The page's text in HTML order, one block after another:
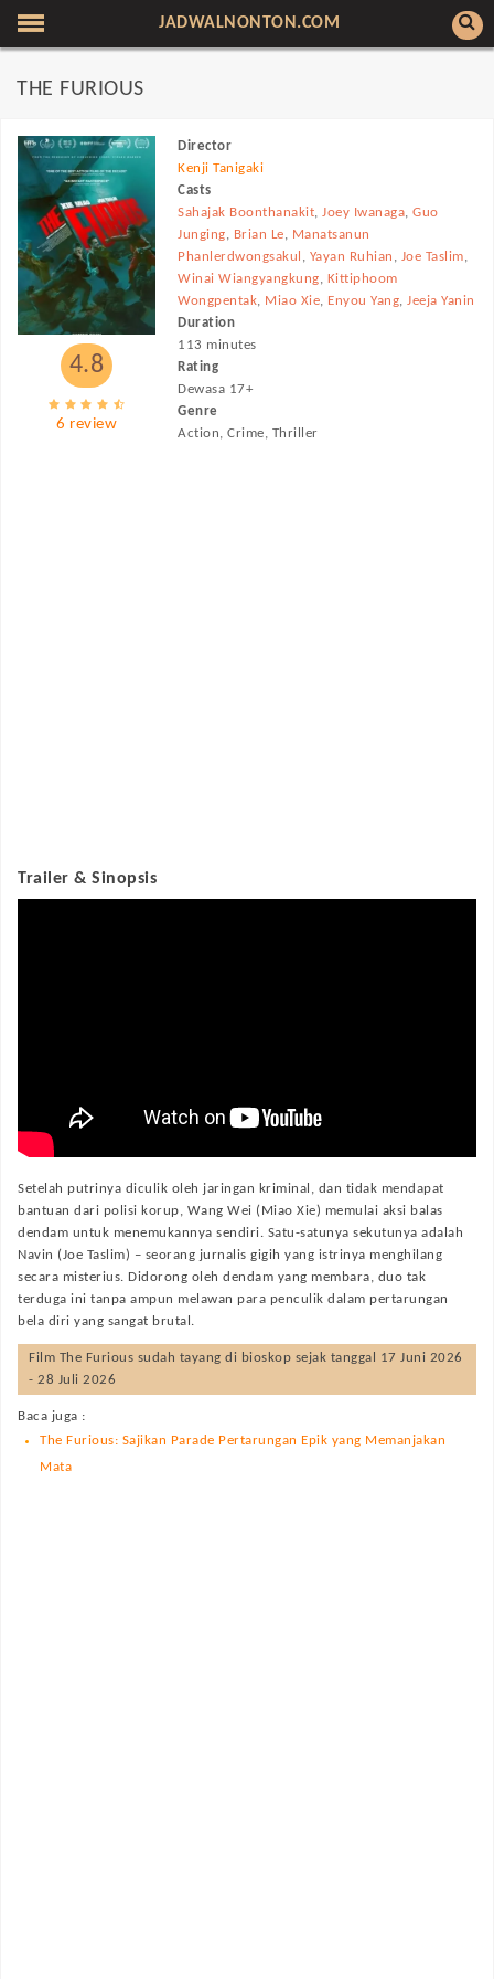
JADWALNONTON.COM
THE FURIOUS
4.8
6 review
Director
Kenji Tanigaki
Casts
Sahajak Boonthanakit,Joey Iwanaga,Guo
Junging, Brian Le, Manatsanun
Phanlerdwongsakul , Yayan Ruhian , Joe Taslim,
Winai Wiangyangkung, Kittiphoom
Wongpentak, Miao Xie, Enyou Yang,Jeeja Yanin
Duration
113 minutes
Rating
Dewasa 17+
Genre
Action, Crime, Thriller
Trailer & Sinopsis
Setelah putrinya diculik oleh jaringan kriminal, dan tidak mendapat
bantuan dari polisi korup, Wang Wei (Miao Xie) memulai aksi balas
dendam untuk menemukannya sendiri. Satu-satunya sekutunya adalah
Navin (Joe Taslim) – seorang jurnalis gigih yang istrinya menghilang
secara misterius. Didorong oleh dendam yang membara, duo tak
terduga ini tanpa ampun melawan para penculik dalam pertarungan
bela diri yang sangat brutal.
Film The Furious sudah tayang di bioskop sejak tanggal 17 Juni 2026
- 28 Juli 2026
Baca juga :
The Furious: Sajikan Parade Pertarungan Epik yang Memanjakan
Mata